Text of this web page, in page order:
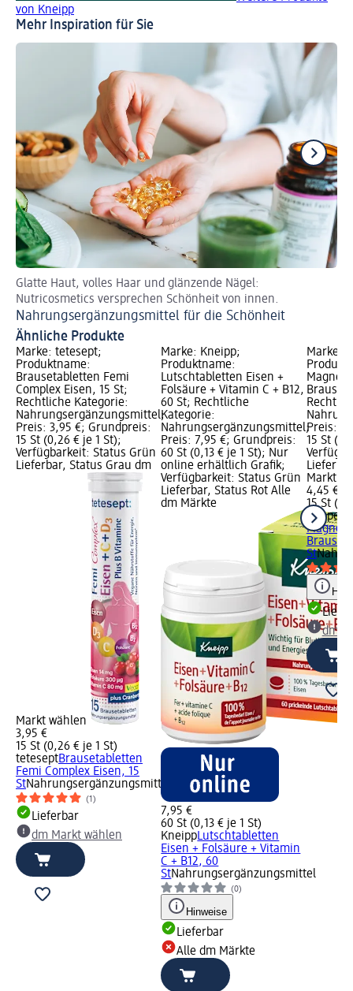
von Kneipp
Mehr Inspiration für Sie
Glatte Haut, volles Haar und glänzende Nägel:
Nutricosmetics versprechen Schönheit von innen.
Nahrungsergänzungsmittel für die Schönheit
Ähnliche Produkte
Marke: tetesept;
Produktname:
Brausetabletten Femi
Complex Eisen, 15 St;
Rechtliche Kategorie:
Nahrungsergänzungsmittel;
Preis: 3,95 €; Grundpreis:
15 St (0,26 € je 1 St);
Verfügbarkeit: Status Grün
Lieferbar, Status Grau dm
Markt wählen
3,95 €
15 St (0,26 € je 1 St)
teteseptBrausetabletten
Femi Complex Eisen, 15
StNahrungsergänzungsmittel
(1)
Lieferbar
dm Markt wählen
Marke: Kneipp;
Produktname:
Lutschtabletten Eisen +
Folsäure + Vitamin C + B12,
60 St; Rechtliche
Kategorie:
Nahrungsergänzungsmittel;
Preis: 7,95 €; Grundpreis:
60 St (0,13 € je 1 St); Nur
online erhältlich Grafik;
Verfügbarkeit: Status Grün
Lieferbar, Status Rot Alle
dm Märkte
7,95 €
60 St (0,13 € je 1 St)
KneippLutschtabletten
Eisen + Folsäure + Vitamin
C + B12, 60
StNahrungsergänzungsmittel
(0)
Hinweise
Lieferbar
Alle dm Märkte
Marke:
Preis:
15 St
Markt
4,45 €
15 St
St
dm